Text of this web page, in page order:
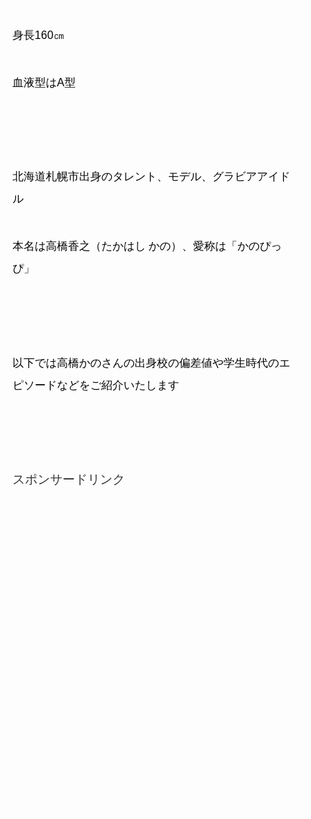
身長160㎝
血液型はA型
北海道札幌市出身のタレント、モデル、グラビアアイド
ル
本名は高橋香之（たかはし かの）、愛称は「かのぴっ
ぴ」
以下では高橋かのさんの出身校の偏差値や学生時代のエ
ピソードなどをご紹介いたします
スポンサードリンク